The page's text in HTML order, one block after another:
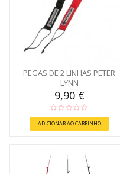
PEGAS DE 2 LINHAS PETER
LYNN
9,90 €
ADICIONAR AO CARRINHO